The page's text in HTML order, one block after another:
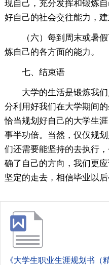
现自己，充分发挥和锻炼
好自己的社会交往能力，建
（六）每到周末或暑
炼自己的各方面的能力。
七、结束语
大学的生活是锻炼我
分利用好我们在大学期间
恰当规划好自己的大学生
事半功倍。当然，仅仅规
们还需要能坚持的去执行
确了自己的方向，我们更
坚定的走去，相信毕业以
《大学生职业生涯规划书（